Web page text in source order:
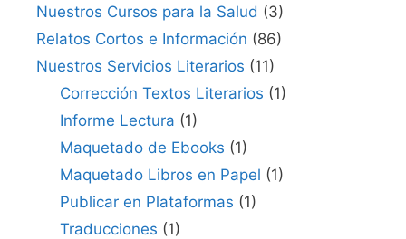
Nuestros Cursos para la Salud (3)
Relatos Cortos e Información (86)
Nuestros Servicios Literarios (11)
Corrección Textos Literarios (1)
Informe Lectura (1)
Maquetado de Ebooks (1)
Maquetado Libros en Papel (1)
Publicar en Plataformas (1)
Traducciones (1)